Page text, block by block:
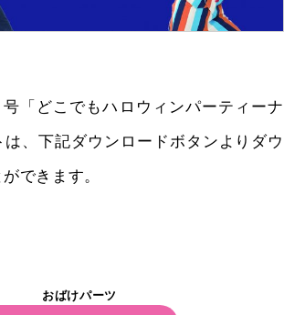
「どこでもハロウィンパーティーナ
、下記ダウンロードボタンよりダウ
できます。
おばけパーツ